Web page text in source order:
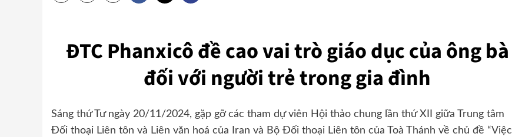
ĐTC Phanxicô đề cao vai trò giáo dục của ông bà
đối với người trẻ trong gia đình
Sáng thứ Tư ngày 20/11/2024, gặp gỡ các tham dự viên Hội thảo chung lần thứ XII giữa Trung tâm
Đối thoại Liên tôn và Liên văn hoá của Iran và Bộ Đối thoại Liên tôn của Toà Thánh về chủ đề “Việc